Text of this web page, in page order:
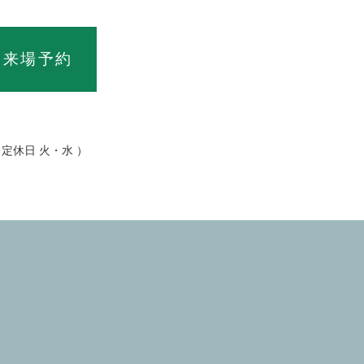
来場予約
休日 火・水 ）